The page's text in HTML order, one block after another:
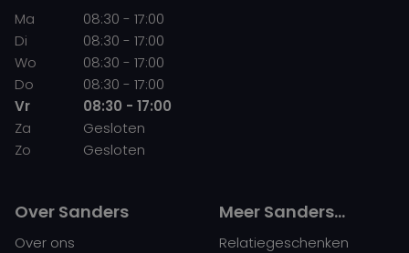
Ma
08:30 - 17:00
Di
08:30 - 17:00
Wo
08:30 - 17:00
Do
08:30 - 17:00
Vr
08:30 - 17:00
Za
Gesloten
Zo
Gesloten
Over Sanders
Over ons
Meer Sanders…
Relatiegeschenken